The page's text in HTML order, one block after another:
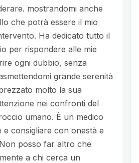
mostrandomi anche
che potrà essere il mio
Ha dedicato tutto il
per rispondere alle mie
ogni dubbio, senza
grande serenità
molto la sua
nei confronti del
umano. È un medico
e consigliare con onestà e
posso far altro che
a chi cerca un